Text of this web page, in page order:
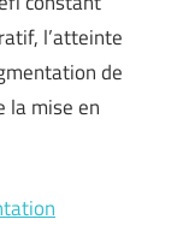
l’atteinte
de
la mise en